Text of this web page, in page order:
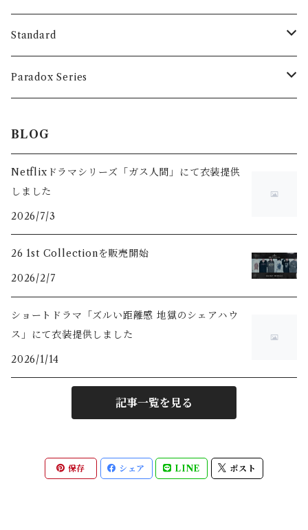
T-shirts
Long sleeve
Accessory
Tops
T-shirts
Hoodie
Sweat
Accessory
Standard
Tops
Long Sleeve
Paradox Series
Long Sleeve
BLOG
Netflixドラマシリーズ「ガス人間」にて衣装提供
しました
2026/7/3
26 1st Collectionを販売開始
2026/2/7
ショートドラマ「ズルい距離感 地獄のシェアハウ
ス」にて衣装提供しました
2026/1/14
記事一覧を見る
保存 シェア LINE ポスト